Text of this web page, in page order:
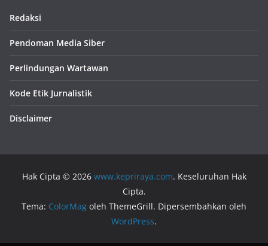
Redaksi
Pendoman Media Siber
Perlindungan Wartawan
Kode Etik Jurnalistik
Disclaimer
Hak Cipta © 2026 www.kepriraya.com. Keseluruhan Hak
Cipta.
Tema: ColorMag oleh ThemeGrill. Dipersembahkan oleh
WordPress.